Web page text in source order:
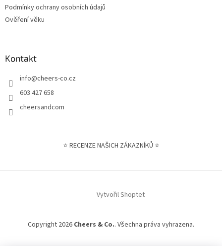
Podmínky ochrany osobních údajů
Ověření věku
Kontakt
info@cheers-co.cz
603 427 658
cheersandcom
⭐ RECENZE NAŠICH ZÁKAZNÍKŮ ⭐
Vytvořil Shoptet
Copyright 2026 Cheers & Co.. Všechna práva vyhrazena.